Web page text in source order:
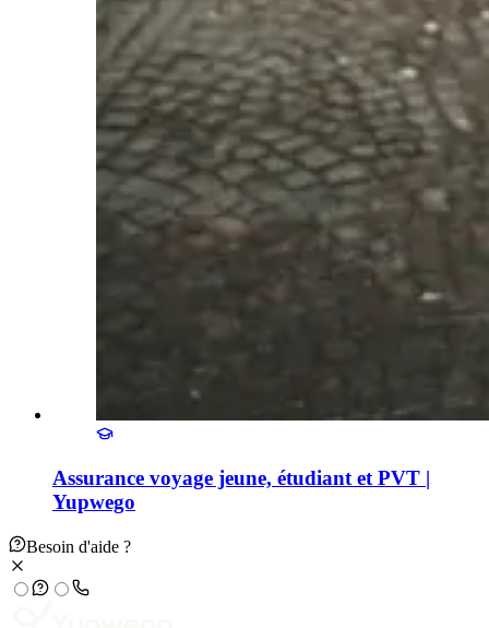
Assurance voyage jeune, étudiant et PVT |
Yupwego
Besoin d'aide ?